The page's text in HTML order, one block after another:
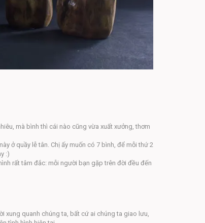
mà bình thì cái nào cũng vừa xuất xưởng, thơm
ở quầy lễ tân. Chị ấy muốn có 7 bình, để mỗi thứ 2
:)
rất tâm đắc: mỗi người bạn gặp trên đời đều đến
xung quanh chúng ta, bất cứ ai chúng ta giao lưu,